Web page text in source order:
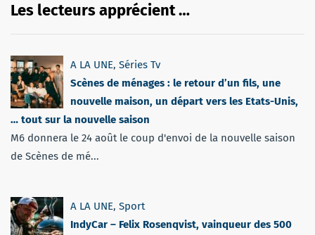
Les lecteurs apprécient …
A LA UNE, Séries Tv
Scènes de ménages : le retour d’un fils, une
nouvelle maison, un départ vers les Etats-Unis,
… tout sur la nouvelle saison
M6 donnera le 24 août le coup d'envoi de la nouvelle saison
de Scènes de mé...
A LA UNE, Sport
IndyCar – Felix Rosenqvist, vainqueur des 500